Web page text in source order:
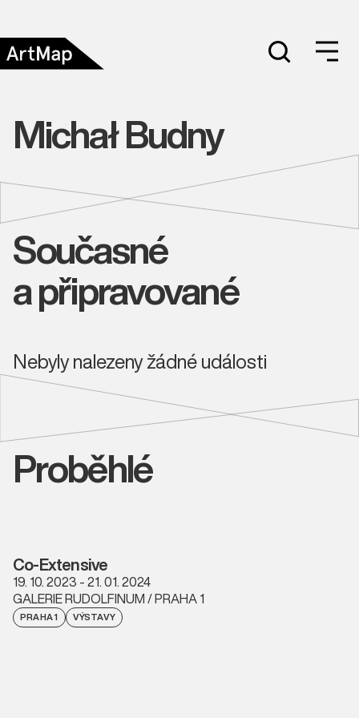
Michał Budny
Současné
a připravované
Nebyly nalezeny žádné události
Proběhlé
Co-Extensive
19. 10. 2023 - 21. 01. 2024
GALERIE RUDOLFINUM / PRAHA 1
PRAHA 1 VÝSTAVY